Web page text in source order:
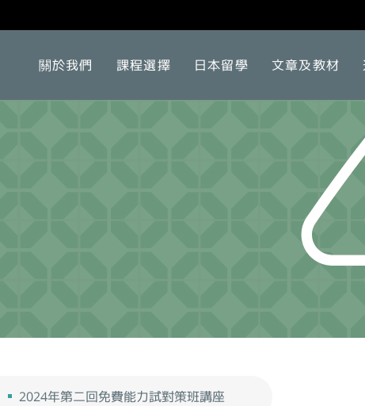
關於我們 課程選擇 日本留學 文章及教材
2024年第二回免費能力試對策班講座